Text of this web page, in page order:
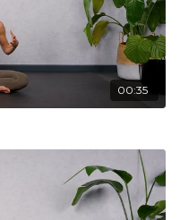
00:35